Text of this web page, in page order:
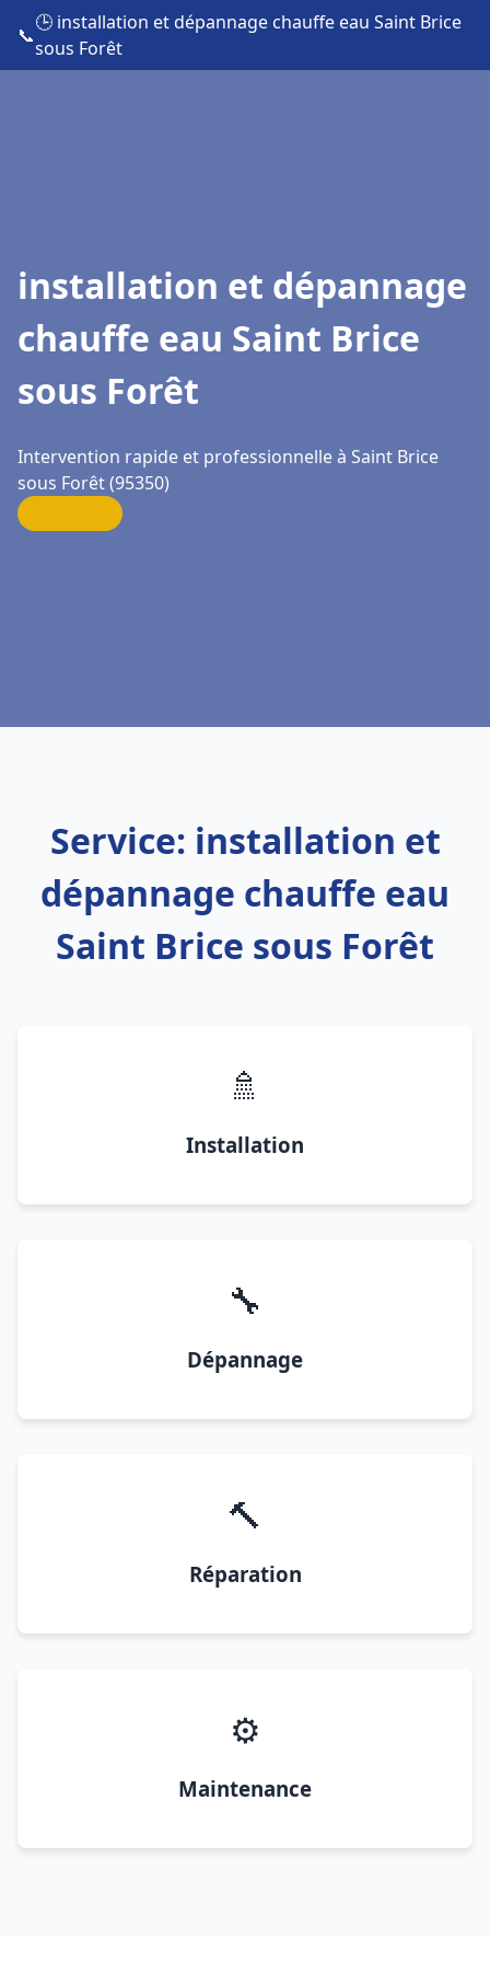
📞
🕒 installation et dépannage chauffe eau Saint Brice
sous Forêt
installation et dépannage
chauffe eau Saint Brice
sous Forêt
Intervention rapide et professionnelle à Saint Brice
sous Forêt (95350)
Service: installation et
dépannage chauffe eau
Saint Brice sous Forêt
🚿
Installation
🔧
Dépannage
🔨
Réparation
⚙️
Maintenance